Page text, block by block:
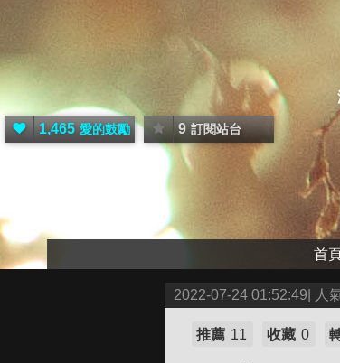
1,465 愛的鼓勵 9 訂閱站台
首
2022-07-24 01:52:49| 人
推薦 11 收藏 0